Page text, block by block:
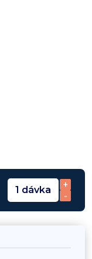
1 dávka
+
-